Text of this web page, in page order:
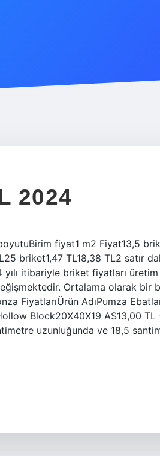
2024
fiyat1 m2 Fiyat13,5
briket1,47 TL18,38 TL2 satır
itibariyle briket fiyatları üretim
Ortalama olarak bir
FiyatlarıÜrün AdıPumza
Block20X40X19 AS13,00 TL
uzunluğunda ve 18,5